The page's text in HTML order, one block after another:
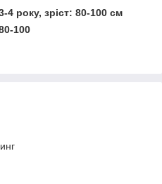
4 року, зріст: 80-100 см
100